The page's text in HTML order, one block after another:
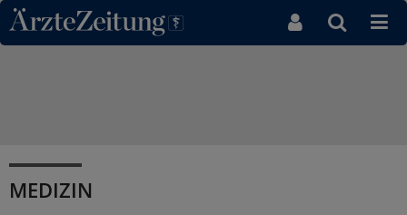
Direkt zum Inhaltsbereich
MEDIZIN